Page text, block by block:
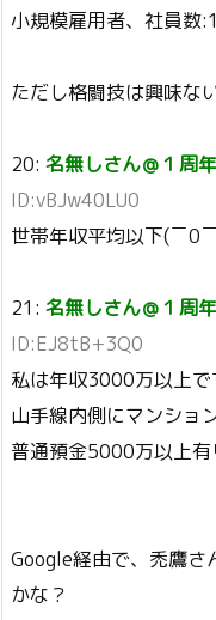
小規模雇用者、社員数
ただし格闘技は興味な
20: 名無しさん＠１周年
ID:vBJw40LU0
世帯年収平均以下(￣0
21: 名無しさん＠１周年
ID:EJ8tB+3Q0
私は年収3000万以上で
山手線内側にマンショ
普通預金5000万以上有
Google経由で、禿鷹さ
かな？